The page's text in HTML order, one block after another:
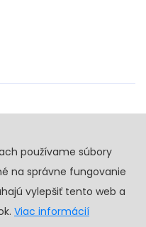
používame súbory
na správne fungovanie
vylepšiť tento web a
Viac informácií